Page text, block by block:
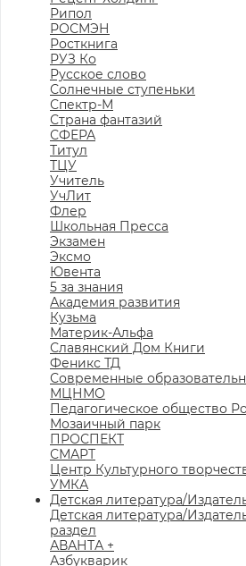
Рипол
РОСМЭН
Росткнига
РУЗ Ко
Русское слово
Солнечные ступеньки
Спектр-М
Страна фантазий
СФЕРА
Титул
ТЦУ
Учитель
УчЛит
Флер
Школьная Пресса
Экзамен
Эксмо
Ювента
5 за знания
Академия развития
Кузьма
Материк-Альфа
Славянский Дом Книги
Феникс ТД
Современные
МЦНМО
Педагогическое общество
Мозаичный парк
ПРОСПЕКТ
СМАРТ
Центр Культурного
УМКА
Детская литература/
Детская литература/
раздел
АВАНТА +
Азбукварик